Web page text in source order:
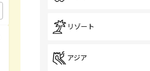
リゾート
アジア